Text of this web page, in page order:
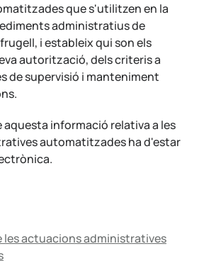
que s'utilitzen en la
administratius de
i estableix qui son els
autorització, dels criteris a
de supervisió i manteniment
aquesta informació relativa a les
automatitzades ha d'estar
les actuacions administratives